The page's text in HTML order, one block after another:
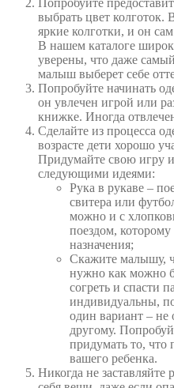
выбрать цвет колготок.
яркие колготки, и он
В нашем каталоге
уверены, что даже
малыш выберет себе
Попробуйте начинать
он увлечен игрой или
книжке. Иногда
Сделайте из процесса
возрасте дети хорошо
Придумайте свою игру
следующими идеями:
Рука в рукаве –
свитера или
можно и с
поездом,
назначения;
Скажите малышу,
нужно как можно
согреть и спасти
индивидуальны,
один вариант – не
другому.
придумать то, что
вашего ребенка.
Никогда не заставляйте